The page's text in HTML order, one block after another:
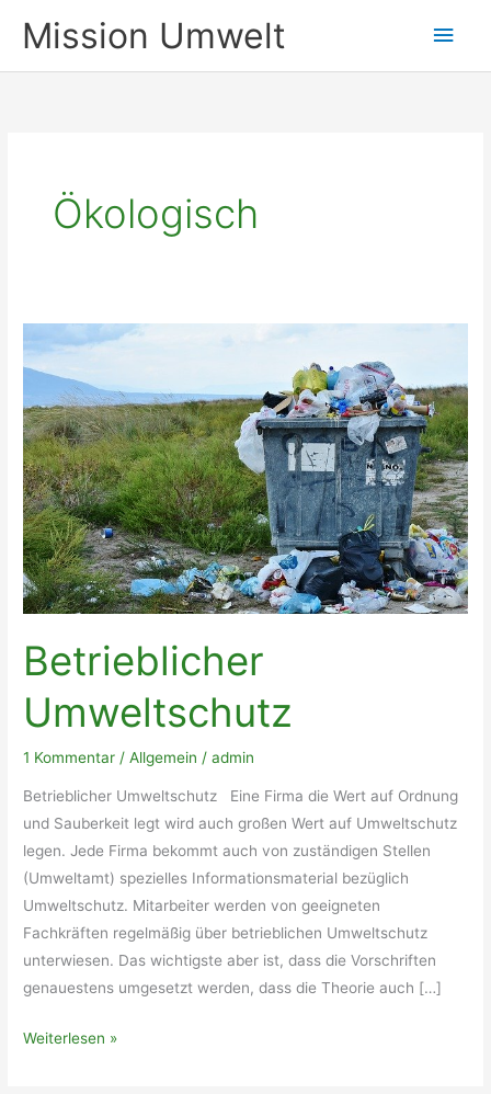
InhaltMission Umwelt
Ökologisch
Betrieblicher
Umweltschutz
1 Kommentar /Allgemein /admin
Betrieblicher Umweltschutz Eine Firma die Wert auf Ordnung
und Sauberkeit legt wird auch großen Wert auf Umweltschutz
legen. Jede Firma bekommt auch von zuständigen Stellen
(Umweltamt) spezielles Informationsmaterial bezüglich
Umweltschutz. Mitarbeiter werden von geeigneten
Fachkräften regelmäßig über betrieblichen Umweltschutz
unterwiesen. Das wichtigste aber ist, dass die Vorschriften
genauestens umgesetzt werden, dass die Theorie auch […]
Betrieblicher
Weiterlesen »